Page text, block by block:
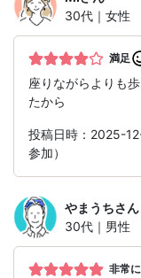
30代｜女性
満足
座りながらよりも
たから
投稿日時：2025-
参加）
やまうちさん
30代｜男性
非常